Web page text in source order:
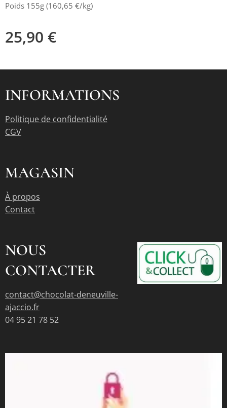
Poids 155g (160,65 €/kg)
25,90 €
INFORMATIONS
Politique de confidentialité
CGV
MAGASIN
À propos
Contact
NOUS
CONTACTER
contact@chocolat-deneuville-
ajaccio.fr
04 95 21 78 52